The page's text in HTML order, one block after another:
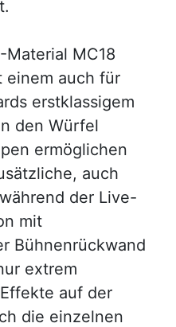
Material MC18
einem auch für
erstklassigem
den Würfel
ermöglichen
auch
der Live-
mit
Bühnenrückwand
extrem
auf der
die einzelnen